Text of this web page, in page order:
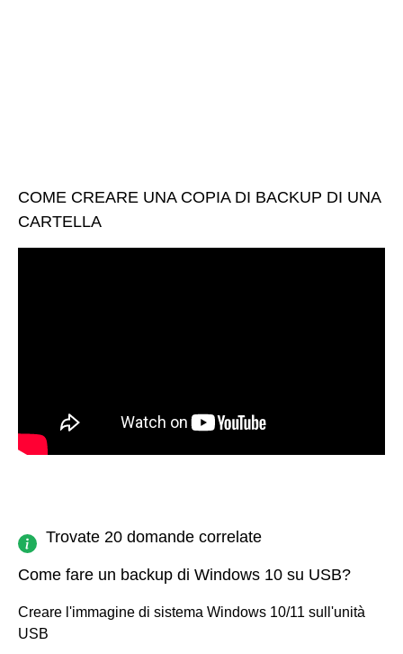
COME CREARE UNA COPIA DI BACKUP DI UNA
CARTELLA
Trovate 20 domande correlate
Come fare un backup di Windows 10 su USB?
Creare l'immagine di sistema Windows 10/11 sull'unità
USB